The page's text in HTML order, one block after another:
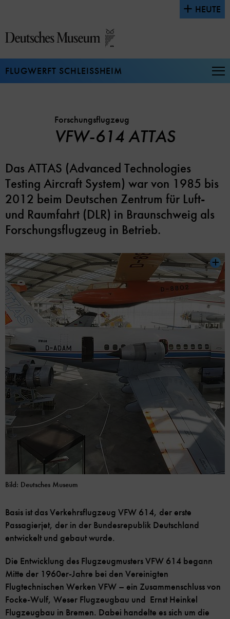
Seiteninhalt
springen
HEUTE
FLUGWERFT SCHLEISSHEIM
Forschungsflugzeug
VFW-614 ATTAS
Das ATTAS (Advanced Technologies
Testing Aircraft System) war von 1985 bis
2012 beim Deutschen Zentrum für Luft-
und Raumfahrt (DLR) in Braunschweig als
Forschungsflugzeug in Betrieb.
Bild: Deutsches Museum
Basis ist das Verkehrsflugzeug VFW 614, der erste
Passagierjet, der in der Bundesrepublik Deutschland
entwickelt und gebaut wurde.
Die Entwicklung des Flugzeugmusters VFW 614 begann
Mitte der 1960er-Jahre bei den Vereinigten
Flugtechnischen Werken VFW – ein Zusammenschluss von
Focke-Wulf, Weser Flugzeugbau und Ernst Heinkel
Flugzeugbau in Bremen. Dabei handelte es sich um die